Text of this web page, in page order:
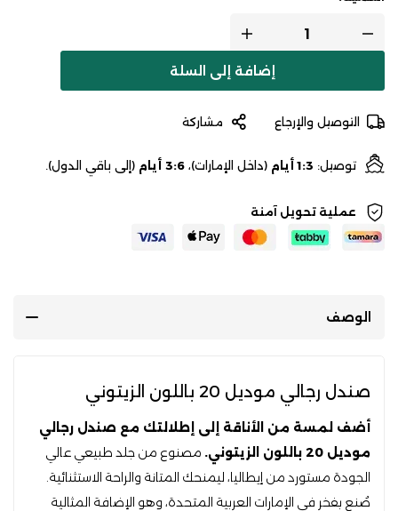
إضافة إلى السلة
التوصيل والإرجاع مشاركة
توصيل: 1:3 أيام (داخل الإمارات)، 3:6 أيام (إلى باقي الدول).
عملية تحويل آمنة
الوصف
صندل رجالي موديل 20 باللون الزيتوني
أضف لمسة من الأناقة إلى إطلالتك مع صندل رجالي
موديل 20 باللون الزيتوني.
مصنوع من جلد طبيعي عالي
الجودة مستورد من إيطاليا، ليمنحك المتانة والراحة الاستثنائية.
صُنع بفخر في الإمارات العربية المتحدة، وهو الإضافة المثالية